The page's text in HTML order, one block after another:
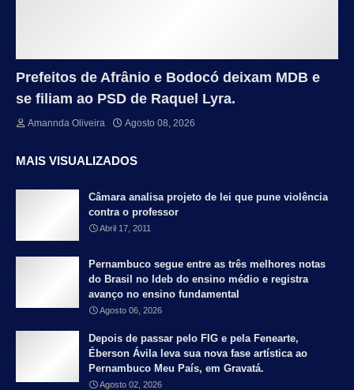
Prefeitos de Afrânio e Bodocó deixam MDB e
se filiam ao PSD de Raquel Lyra.
Amannda Oliveira Agosto 08, 2026
MAIS VISUALIZADOS
Câmara analisa projeto de lei que pune violência
contra o professor
Abril 17, 2011
Pernambuco segue entre as três melhores notas
do Brasil no Ideb do ensino médio e registra
avanço no ensino fundamental
Agosto 06, 2026
Depois de passar pelo FIG e pela Fenearte,
Éberson Ávila leva sua nova fase artística ao
Pernambuco Meu País, em Gravatá.
Agosto 02, 2026